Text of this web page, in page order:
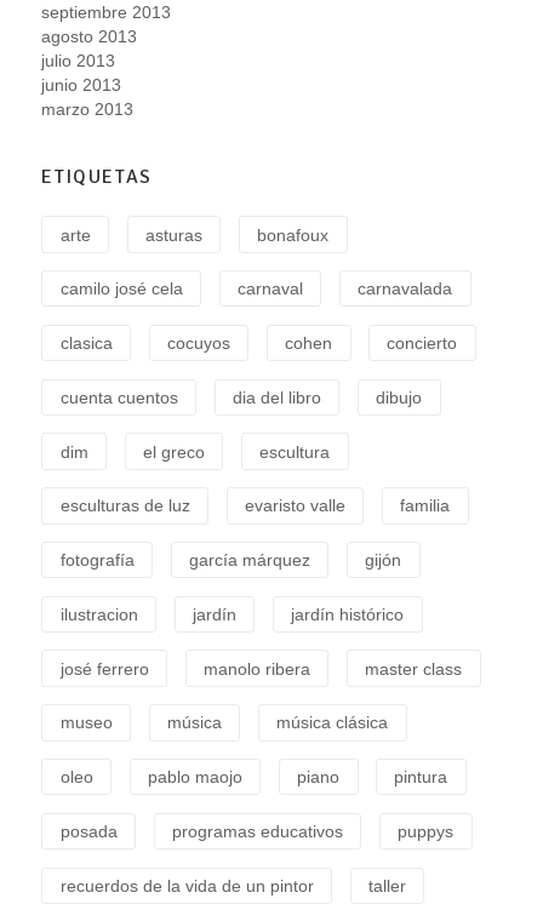
septiembre 2013
agosto 2013
julio 2013
junio 2013
marzo 2013
ETIQUETAS
arte asturas bonafoux
camilo josé cela carnaval carnavalada
clasica cocuyos cohen concierto
cuenta cuentos dia del libro dibujo
dim el greco escultura
esculturas de luz evaristo valle familia
fotografía garcía márquez gijón
ilustracion jardín jardín histórico
josé ferrero manolo ribera master class
museo música música clásica
oleo pablo maojo piano pintura
posada programas educativos puppys
recuerdos de la vida de un pintor taller